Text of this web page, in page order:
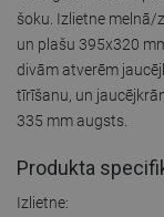
šoku. Izlietne
un plašu 395x320
divām atverēm
tīrīšanu, un
335 mm augsts.
Produkta
Izlietne: